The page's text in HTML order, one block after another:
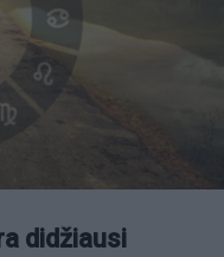
didžiausi